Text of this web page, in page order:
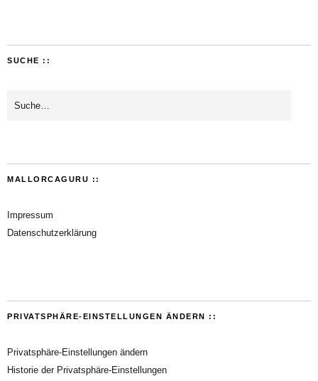
SUCHE ::
MALLORCAGURU ::
Impressum
Datenschutzerklärung
PRIVATSPHÄRE-EINSTELLUNGEN ÄNDERN ::
Privatsphäre-Einstellungen ändern
Historie der Privatsphäre-Einstellungen